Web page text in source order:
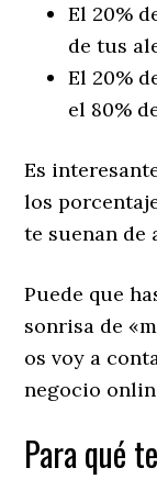
El 20%
de tus
El 20%
el 80%
Es
los
te suenan de
Puede que
sonrisa de
os voy a
negocio
Para qué